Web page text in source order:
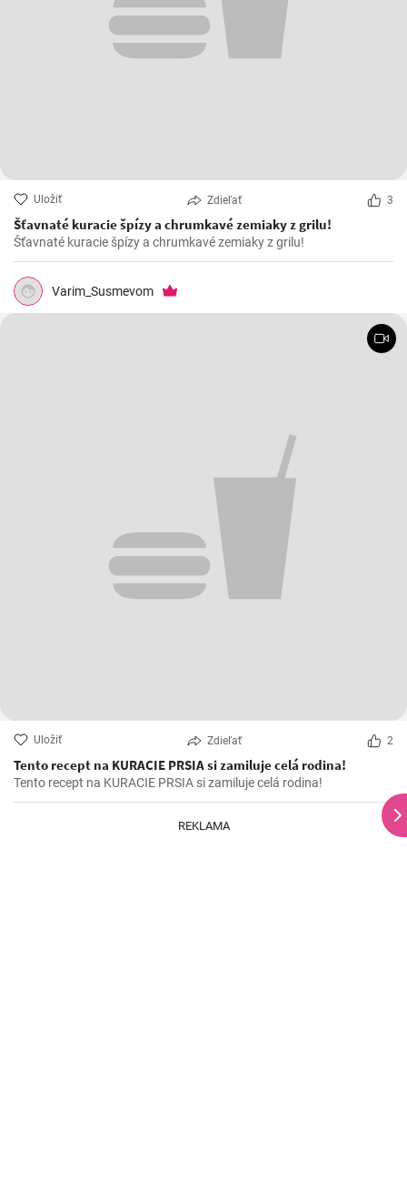
Uložiť Zdieľať 3
Šťavnaté kuracie špízy a chrumkavé zemiaky z grilu!
Šťavnaté kuracie špízy a chrumkavé zemiaky z grilu!
Varim_Susmevom
Uložiť Zdieľať 2
Tento recept na KURACIE PRSIA si zamiluje celá rodina!
Tento recept na KURACIE PRSIA si zamiluje celá rodina!
REKLAMA